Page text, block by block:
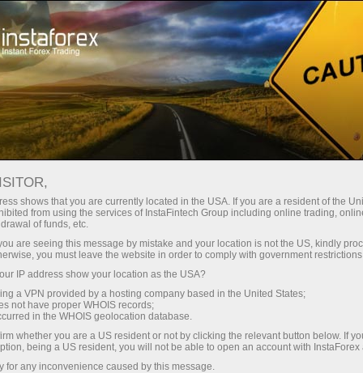
Трейдерам Форекс аналитика Фотоновини
07:51 2025-06-10
П’ЯТЬ НАЙДОРОЖЧИХ МІСТ СВІТУ
Відкрити торговий рахунок
shows that you are currently located in the USA. If you are a resident of the
from using the services of InstaFintech Group including online trading,
of funds, etc.
are seeing this message by mistake and your location is not the US, kindly
you must leave the website in order to comply with government
IP address show your location as the USA?
a VPN provided by a hosting company based in the United States;
not have proper WHOIS records;
in the WHOIS geolocation database.
whether you are a US resident or not by clicking the relevant button below. If
being a US resident, you will not be able to open an account with InstaForex
for any inconvenience caused by this message.